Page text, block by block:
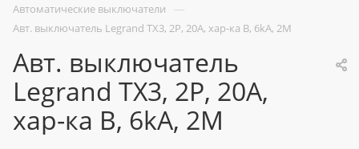
Автоматические выключатели —
Авт. выключатель Legrand TX3, 2P, 20A, хар-ка B, 6kA, 2M
Авт. выключатель
Legrand TX3, 2P, 20A,
хар-ка B, 6kA, 2M